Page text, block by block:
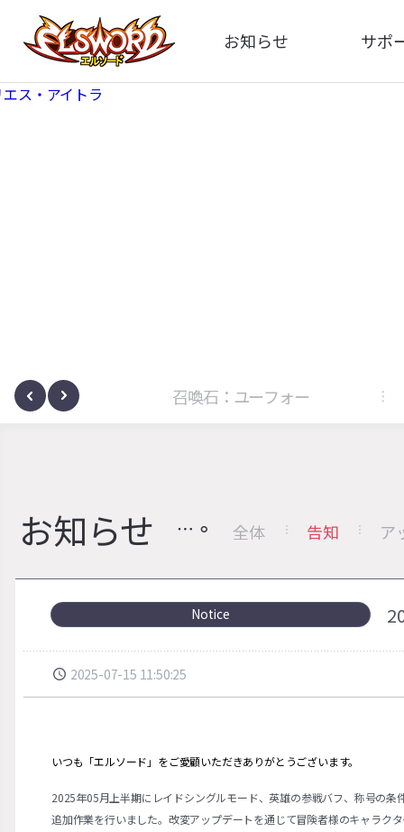
お知らせ
全体
サポ
サノヴァ 召喚石：ユーフォー
お知らせ 全体 告知 ア
Notice
2025-07-15 11:50:25
いつも「エルソード」をご愛顧いただきありがとうございます。
2025年05月上半期にレイドシングルモード、英雄の参戦バフ、称号の
追加作業を行いました。改変アップデートを通じて冒険者様のキャラク